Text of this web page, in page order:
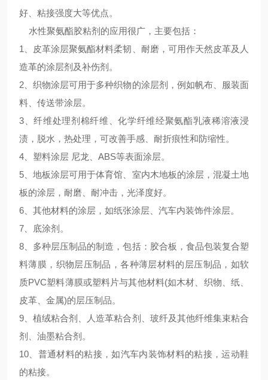
好、粘接强度大等优点。
水性聚氨酯胶粘剂的应用很广，主要包括：
1、皮革涂层聚氨酯材料柔韧、耐磨，可用作天然皮革及人
造革的涂层剂及补伤剂。
2、织物涂层可用于多种织物的涂层剂，例如帆布、服装面
料、传送带涂层。
3、纤维处理剂棉纤维、化学纤维经聚氨酯乳液稀溶液浸
渍，脱水，热处理，可改善手感、耐折痕性和防缩性。
4、塑料涂层 尼龙、ABS等表面涂层。
5、地板涂层可用于体育馆、室内木地板的涂层，混凝土地
板的涂层，耐磨、耐冲击，光泽度好。
6、其他材料的涂层，如纸张涂层、汽车内装饰件涂层。
7、底涂剂。
8、多种层压制品的制造，包括：胶合板，食品包装复合塑
料薄膜，织物层压制品，各种薄层材料的层压制品，如软
质PVC塑料薄膜或塑料片与其他材料(如木材、织物、纸、
皮革、金属)的层压制品。
9、植绒粘合剂、人造革粘合剂、玻纤及其他纤维集束粘合
剂、油墨粘合剂。
10、普通材料的粘接，如汽车内装饰材料的粘接，运动鞋
的粘接。